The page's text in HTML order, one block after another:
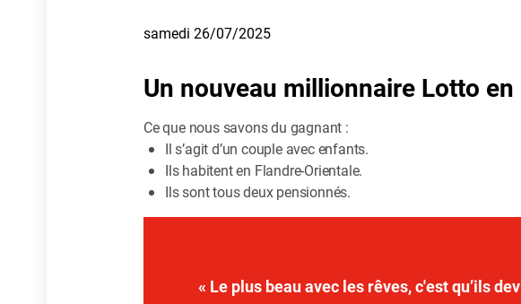
samedi 26/07/2025
Un nouveau millionnaire Lotto
Ce que nous savons du gagnant :
Il s’agit d’un couple avec enfants.
Ils habitent en Flandre-Orientale.
Ils sont tous deux pensionnés.
« Le plus beau avec les rêves, c'est qu’ils